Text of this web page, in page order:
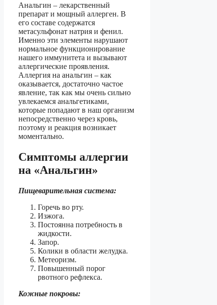
Анальгин – лекарственный
препарат и мощный аллерген. В
его составе содержатся
метасульфонат натрия и фенил.
Именно эти элементы нарушают
нормальное функционирование
нашего иммунитета и вызывают
аллергические проявления.
Аллергия на анальгин – как
оказывается, достаточно частое
явление, так как мы очень сильно
увлекаемся анальгетиками,
которые попадают в наш организм
непосредственно через кровь,
поэтому и реакция возникает
моментально.
Симптомы аллергии
на «Анальгин»
Пищеварительная система:
Горечь во рту.
Изжога.
Постоянна потребность в
жидкости.
Запор.
Колики в области желудка.
Метеоризм.
Повышенный порог
рвотного рефлекса.
Кожные покровы: